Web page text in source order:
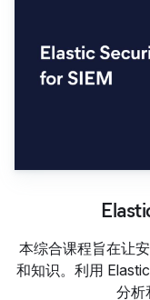
本综合课程旨在让
和知识。利用
分析